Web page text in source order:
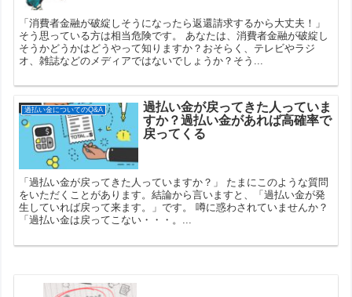
「消費者金融が破綻しそうになったら返還請求するから大丈夫！」
そう思っている方は相当危険です。 あなたは、消費者金融が破綻し
そうかどうかはどうやって知りますか？おそらく、テレビやラジ
オ、雑誌などのメディアではないでしょうか？そう...
過払い金についてのQ&A
過払い金が戻ってきた人っていま
すか？過払い金があれば高確率で
戻ってくる
「過払い金が戻ってきた人っていますか？」 たまにこのような質問
をいただくことがあります。結論から言いますと、「過払い金が発
生していれば戻って来ます。」です。 噂に惑わされていませんか？
「過払い金は戻ってこない・・・。...